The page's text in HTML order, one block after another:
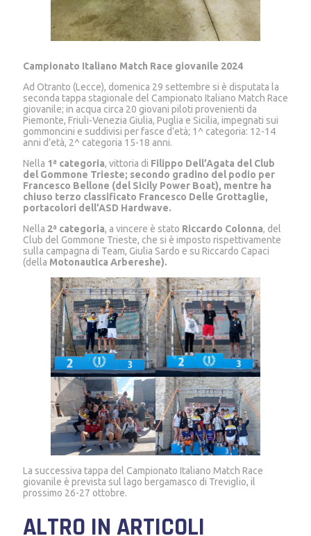
Campionato Italiano Match Race giovanile 2024
Ad Otranto (Lecce), domenica 29 settembre si è disputata la
seconda tappa stagionale del Campionato Italiano Match Race
giovanile; in acqua circa 20 giovani piloti provenienti da
Piemonte, Friuli-Venezia Giulia, Puglia e Sicilia, impegnati sui
gommoncini e suddivisi per fasce d’età; 1^ categoria: 12-14
anni d’età, 2^ categoria 15-18 anni.
Nella 1ª categoria, vittoria di Filippo Dell’Agata del Club
del Gommone Trieste; secondo gradino del podio per
Francesco Bellone (del Sicily Power Boat), mentre ha
chiuso terzo classificato Francesco Delle Grottaglie,
portacolori dell’ASD Hardwave.
Nella 2ª categoria, a vincere è stato Riccardo Colonna, del
Club del Gommone Trieste, che si è imposto rispettivamente
sulla campagna di Team, Giulia Sardo e su Riccardo Capaci
(della Motonautica Arbereshe).
La successiva tappa del Campionato Italiano Match Race
giovanile è prevista sul lago bergamasco di Treviglio, il
prossimo 26-27 ottobre.
ALTRO IN ARTICOLI